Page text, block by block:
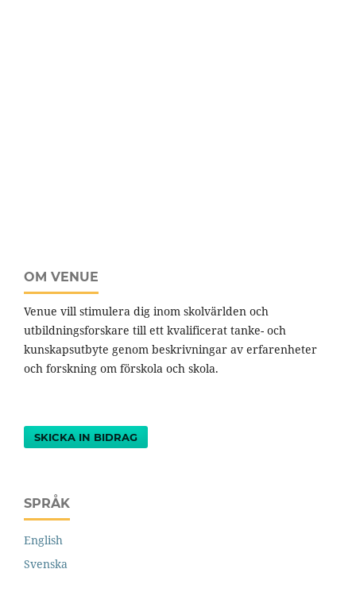
OM VENUE
Venue vill stimulera dig inom skolvärlden och
utbildningsforskare till ett kvalificerat tanke- och
kunskapsutbyte genom beskrivningar av erfarenheter
och forskning om förskola och skola.
SKICKA IN BIDRAG
SPRÅK
English
Svenska